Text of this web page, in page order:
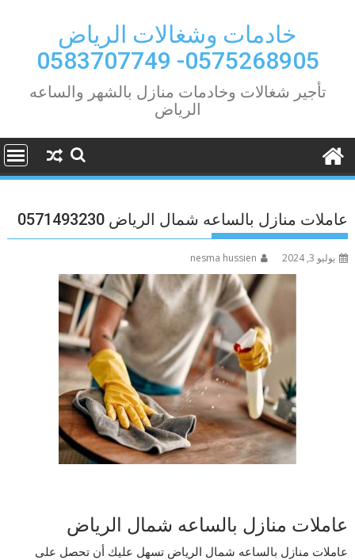
خادمات وشغالات الرياض
0575268905- 0583707749
تأجير شغالات وخادمات منازل بالشهر والساعه
الرياض
عاملات منازل بالساعه شمال الرياض 0571493230
يوليو 3, 2024 nesma hussien
عاملات منازل بالساعه شمال الرياض
عاملات منازل بالساعه شمال الرياض تسهل عليك أن تحصل على